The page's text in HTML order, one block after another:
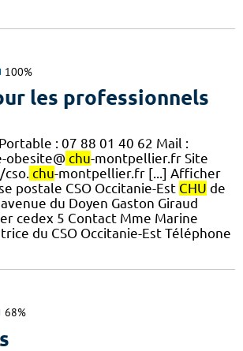
100%
les professionnels
: 07 88 01 40 62 Mail :
obesite@ chu-montpellier.fr Site
chu-montpellier.fr [...] Afficher
postale CSO Occitanie-Est CHU de
du Doyen Gaston Giraud
cedex 5 Contact Mme Marine
du CSO Occitanie-Est Téléphone
68%